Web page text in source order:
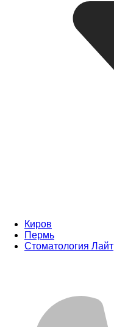
Киров
Пермь
Стоматология Лайт